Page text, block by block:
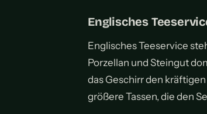
Englisches
Englisches Teeservice
Porzellan und Steingut
das Geschirr den
größere Tassen, die den